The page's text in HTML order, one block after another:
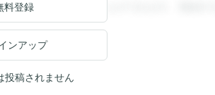
と回答を閲覧することができます。登録する
料登録
ンアップ
投稿されません